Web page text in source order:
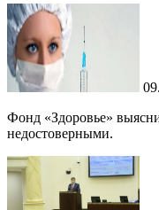
Фонд «Здоровье»
недостоверными.